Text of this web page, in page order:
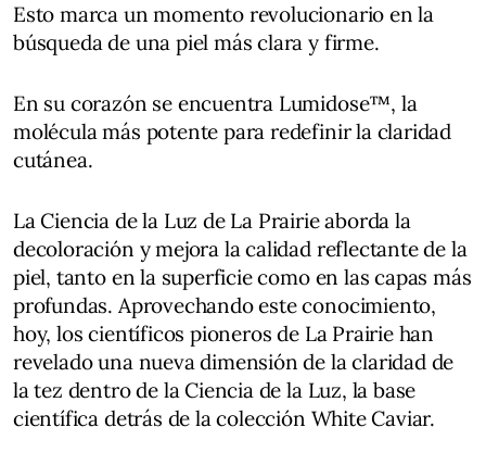
Esto marca un momento revolucionario en la
búsqueda de una piel más clara y firme.
En su corazón se encuentra Lumidose™, la
molécula más potente para redefinir la claridad
cutánea.
La Ciencia de la Luz de La Prairie aborda la
decoloración y mejora la calidad reflectante de la
piel, tanto en la superficie como en las capas más
profundas. Aprovechando este conocimiento,
hoy, los científicos pioneros de La Prairie han
revelado una nueva dimensión de la claridad de
la tez dentro de la Ciencia de la Luz, la base
científica detrás de la colección White Caviar.